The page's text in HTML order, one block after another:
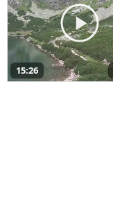
15:26